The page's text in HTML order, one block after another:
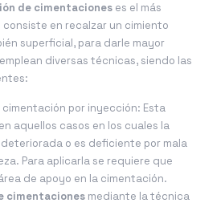
de cimentaciones es el más
en recalzar un cimiento
superficial, para darle mayor
diversas técnicas, siendo las
por inyección: Esta
aquellos casos en los cuales la
o es deficiente por mala
Para aplicarla se requiere que
de apoyo en la cimentación.
cimentaciones mediante la técnica